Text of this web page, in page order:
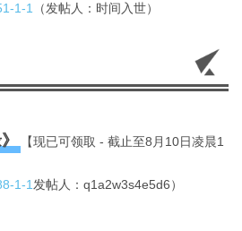
1-1
（发帖人：时间入世）
【现已可领取 - 截止至8月10日凌晨1
1-1 发帖人：q1a2w3s4e5d6）